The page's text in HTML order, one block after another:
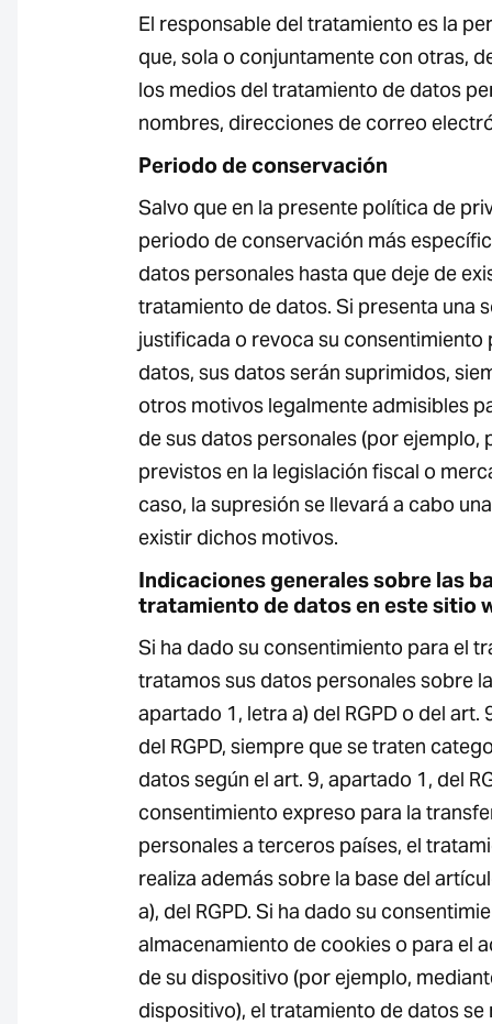
El responsable del tratamiento es la
que, sola o conjuntamente con otras,
los medios del tratamiento de datos
nombres, direcciones de correo
Periodo de conservación
Salvo que en la presente política de
periodo de conservación más
datos personales hasta que deje de
tratamiento de datos. Si presenta una
justificada o revoca su
datos, sus datos serán suprimidos,
otros motivos legalmente admisibles
de sus datos personales (por ejemplo,
previstos en la legislación fiscal o
caso, la supresión se llevará a cabo
existir dichos motivos.
Indicaciones generales sobre las
tratamiento de datos en este sitio
Si ha dado su consentimiento para el
tratamos sus datos personales sobre
apartado 1, letra a) del RGPD o del art.
del RGPD, siempre que se traten
datos según el art. 9, apartado 1, del
consentimiento expreso para la
personales a terceros países, el
realiza además sobre la base del
a), del RGPD. Si ha dado su
almacenamiento de cookies o para el
de su dispositivo (por ejemplo,
dispositivo), el tratamiento de datos se